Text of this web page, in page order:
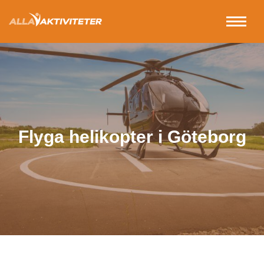
Flyga helikopter i Göteborg